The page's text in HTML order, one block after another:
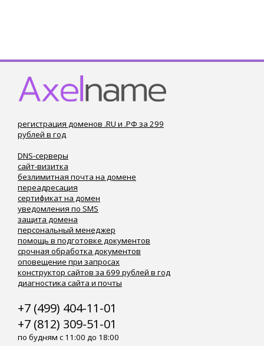
регистрация доменов .RU и .РФ за 299
рублей в год
DNS-серверы
сайт-визитка
безлимитная почта на домене
переадресация
сертификат на домен
уведомления по SMS
защита домена
персональный менеджер
помощь в подготовке документов
срочная обработка документов
оповещение при запросах
конструктор сайтов за 699 рублей в год
диагностика сайта и почты
+7 (499) 404-11-01
+7 (812) 309-51-01
по будням с 11:00 до 18:00